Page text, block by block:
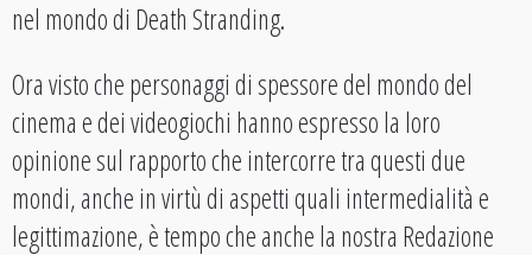
nel mondo di Death Stranding.
Ora visto che personaggi di spessore del mondo del
cinema e dei videogiochi hanno espresso la loro
opinione sul rapporto che intercorre tra questi due
mondi, anche in virtù di aspetti quali intermedialità e
legittimazione, è tempo che anche la nostra Redazione